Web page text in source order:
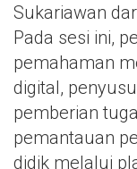
Sukariawan
Pada sesi ini,
pemahaman
digital,
pemberian
pemantauan
didik melalui